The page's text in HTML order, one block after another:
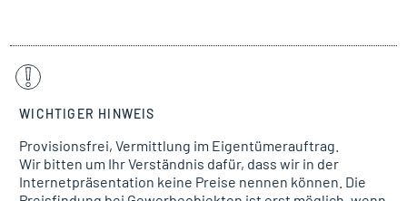
WICHTIGER HINWEIS
Provisionsfrei, Vermittlung im Eigentümerauftrag.
Wir bitten um Ihr Verständnis dafür, dass wir in der
Internetpräsentation keine Preise nennen können. Die